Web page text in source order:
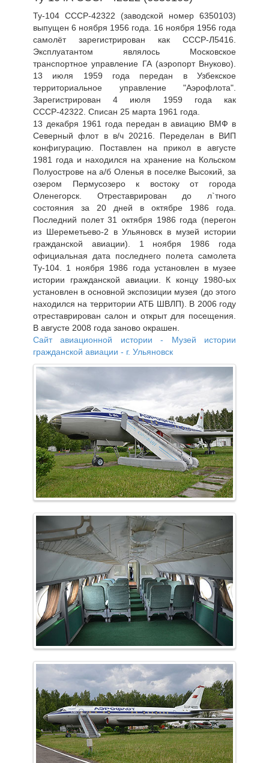
Ту-104 СССР-42322 (заводской номер 6350103)
выпущен 6 ноября 1956 года. 16 ноября 1956 года
самолёт зарегистрирован как СССР-Л5416.
Эксплуатантом являлось Московское
транспортное управление ГА (аэропорт Внуково).
13 июля 1959 года передан в Узбекское
территориальное управление "Аэрофлота".
Зарегистрирован 4 июля 1959 года как
СССР-42322. Списан 25 марта 1961 года.
13 декабря 1961 года передан в авиацию ВМФ в
Северный флот в в/ч 20216. Переделан в ВИП
конфигурацию. Поставлен на прикол в августе
1981 года и находился на хранение на Кольском
Полуострове на а/б Оленья в поселке Высокий, за
озером Пермусозеро к востоку от города
Оленегорск. Отреставрирован до л`тного
состояния за 20 дней в октябре 1986 года.
Последний полет 31 октября 1986 года (перегон
из Шереметьево-2 в Ульяновск в музей истории
гражданской авиации). 1 ноября 1986 года
официальная дата последнего полета самолета
Ту-104. 1 ноября 1986 года установлен в музее
истории гражданской авиации. К концу 1980-ых
установлен в основной экспозиции музея (до этого
находился на территории АТБ ШВЛП). В 2006 году
отреставрирован салон и открыт для посещения.
В августе 2008 года заново окрашен.
Сайт авиационной истории - Музей истории
гражданской авиации - г. Ульяновск